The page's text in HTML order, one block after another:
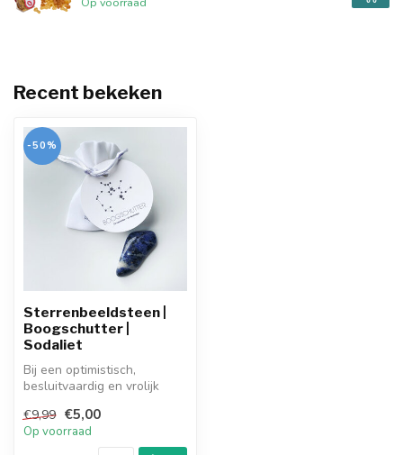
Recent bekeken
-50%
Sterrenbeeldsteen |
Boogschutter |
Sodaliet
Bij een optimistisch,
besluitvaardig en vrolijk
Sodaliet ...
€9,99 €5,00
Op voorraad